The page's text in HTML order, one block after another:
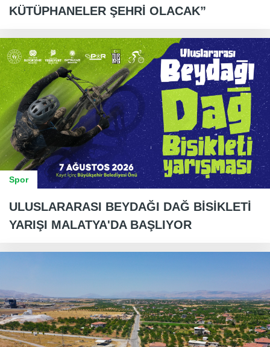
KÜTÜPHANELER ŞEHRİ OLACAK”
Spor
ULUSLARARASI BEYDAĞI DAĞ BİSİKLETİ
YARIŞI MALATYA'DA BAŞLIYOR